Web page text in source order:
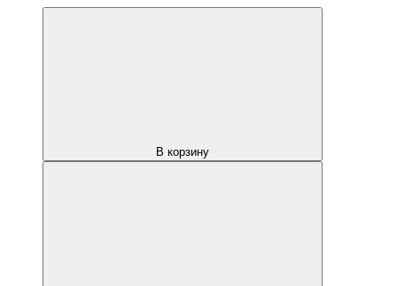
В корзину